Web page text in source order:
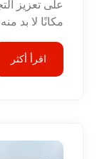
مكانًا لا بد
اقرأ أكثر